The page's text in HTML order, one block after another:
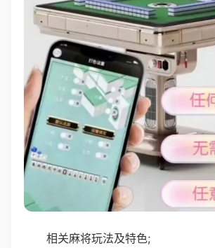
相关麻将玩法及特色;